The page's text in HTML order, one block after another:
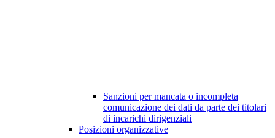
Sanzioni per mancata o incompleta
comunicazione dei dati da parte dei titolari
di incarichi dirigenziali
Posizioni organizzative